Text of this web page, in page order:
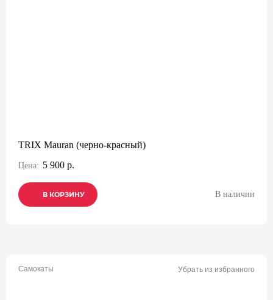
TRIX Mauran (черно-красный)
Цена: 5 900 р.
В КОРЗИНУ
В КОРЗИНУ
В КОРЗИНУ В наличии
Самокаты Убрать из избранного